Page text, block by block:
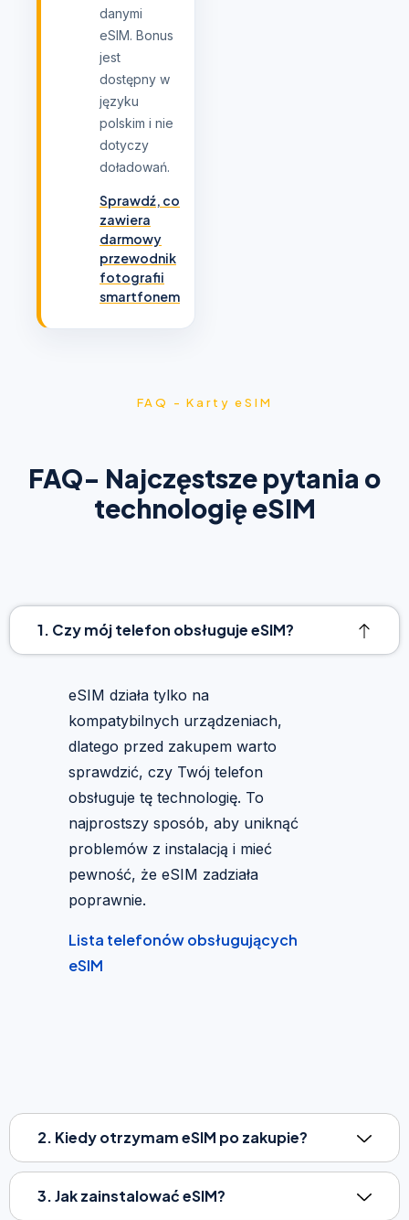
danymi
eSIM. Bonus
jest
dostępny w
języku
polskim i nie
dotyczy
doładowań.
Sprawdź, co
zawiera
darmowy
przewodnik
fotografii
smartfonem
FAQ - Karty eSIM
FAQ- Najczęstsze pytania o
technologię eSIM
1. Czy mój telefon obsługuje eSIM?
eSIM działa tylko na
kompatybilnych urządzeniach,
dlatego przed zakupem warto
sprawdzić, czy Twój telefon
obsługuje tę technologię. To
najprostszy sposób, aby uniknąć
problemów z instalacją i mieć
pewność, że eSIM zadziała
poprawnie.
Lista telefonów obsługujących
eSIM
2. Kiedy otrzymam eSIM po zakupie?
3. Jak zainstalować eSIM?